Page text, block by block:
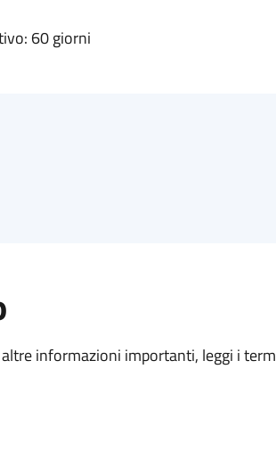
60 giorni
informazioni importanti, leggi i